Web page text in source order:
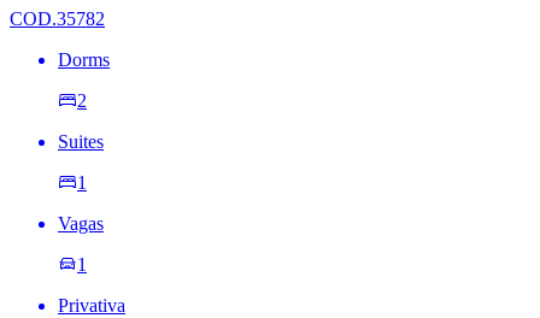
COD.35782
Dorms
2
Suites
1
Vagas
1
Privativa